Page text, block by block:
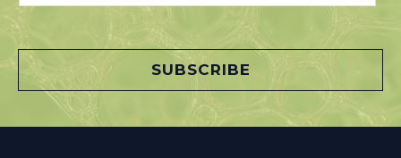
*
SUBSCRIBE